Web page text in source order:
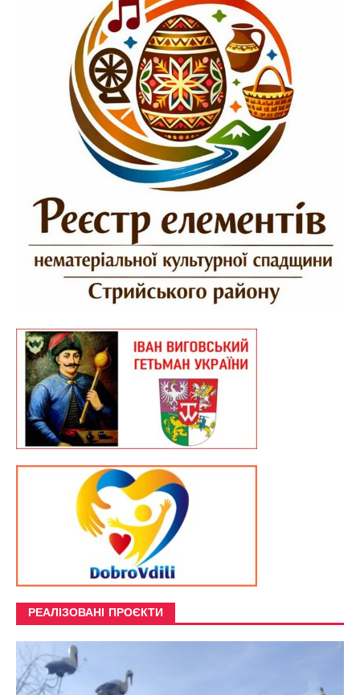
РЕАЛІЗОВАНІ ПРОЄКТИ